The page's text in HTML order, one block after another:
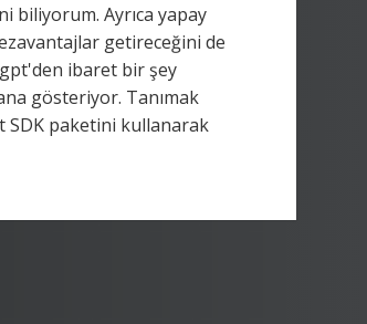
biliyorum. Ayrıca yapay
getireceğini de
gpt'den ibaret bir şey
gösteriyor. Tanımak
SDK paketini kullanarak